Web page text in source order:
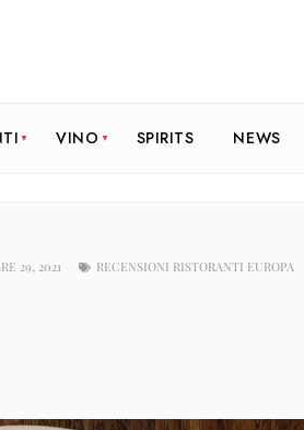
VINO SPIRITS NEWS
29, 2021 RECENSIONI RISTORANTI EUROPA